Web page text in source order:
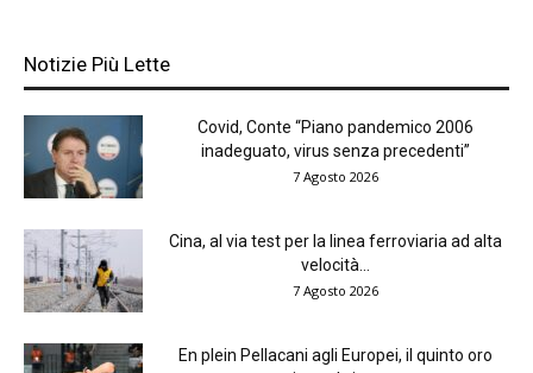
Notizie Più Lette
Covid, Conte “Piano pandemico 2006
inadeguato, virus senza precedenti”
7 Agosto 2026
Cina, al via test per la linea ferroviaria ad alta
velocità...
7 Agosto 2026
En plein Pellacani agli Europei, il quinto oro